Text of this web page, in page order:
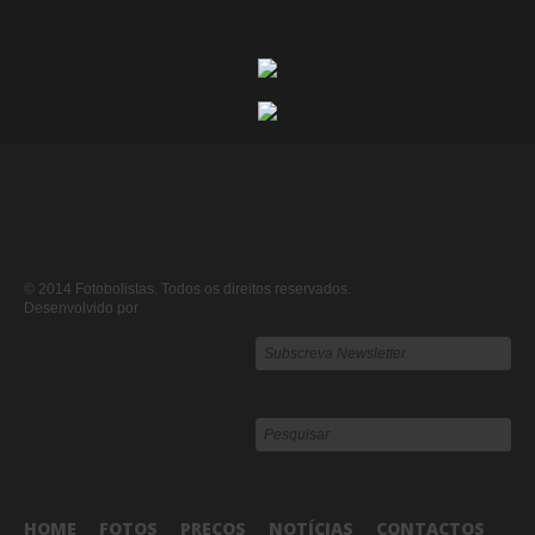
© 2014 Fotobolistas. Todos os direitos reservados.
Desenvolvido por
HOME FOTOS PREÇOS NOTÍCIAS CONTACTOS